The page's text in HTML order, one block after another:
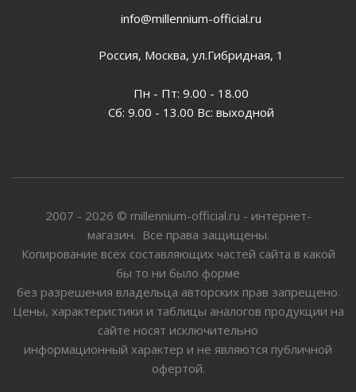
info@millennium-official.ru
Россия, Москва, ул.Гибридная, 1
Пн - Пт: 9.00 - 18.00
Сб: 9.00 - 13.00 Вс: выходной
2007 - 2026 © millennium-official.ru - интернет-
магазин. Все права защищены.
Копирование всех составляющих частей сайта в какой
бы то ни было форме
без разрешения владельца авторских прав запрещено.
Цены, характеристики и таблицы аналогов продукции на
сайте носят исключительно
информационный характер и не являются публичной
офертой.